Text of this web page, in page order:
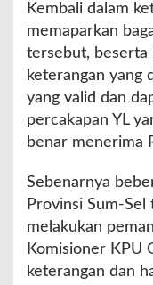
Kembali dalam
memaparkan
tersebut,
keterangan yang
yang valid dan
percakapan YL
benar menerima
Sebenarnya
Provinsi Sum-
melakukan
Komisioner KPU
keterangan dan